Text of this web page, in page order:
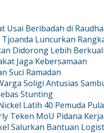
Usai Beribadah di
Luncurkan
Didorong Lebih
Jaga Kebersamaan
Suci Ramadan
Soligi Antusias
Stunting
Latih 40 Pemuda
Teken MoU Pidana
Salurkan Bantuan